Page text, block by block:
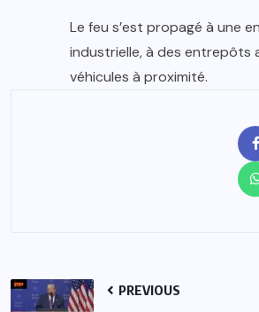
Le feu s’est propagé à une
industrielle, à des entrepôts
véhicules à proximité.
PREVIOUS